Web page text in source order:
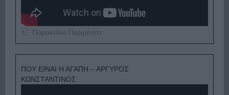
Παρακαλώ Περιμένετε...
ΠΟΥ ΕΙΝΑΙ Η ΑΓΑΠΗ – ΑΡΓΥΡΟΣ
ΚΩΝΣΤΑΝΤΙΝΟΣ